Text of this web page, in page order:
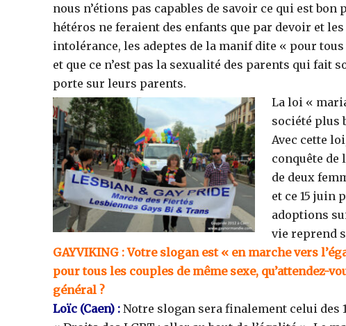
nous n’étions pas capables de savoir ce qui est
hétéros ne feraient des enfants que par devoir et
intolérance, les adeptes de la manif dite « pour
et que ce n’est pas la sexualité des parents qui
porte sur leurs parents.
La loi «
société plus
Avec cette
conquête de
de deux
et ce 15 juin
adoptions
vie reprend
GAYVIKING :Votre slogan est « en marche vers
pour tous les couples de même sexe, qu’attendez-
général ?
Loïc (Caen) : Notre slogan sera finalement celui des